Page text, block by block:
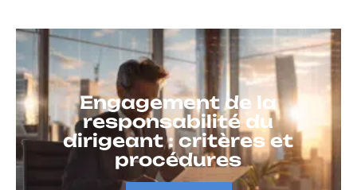
Engagement de la
responsabilité du
dirigeant : critères et
procédures